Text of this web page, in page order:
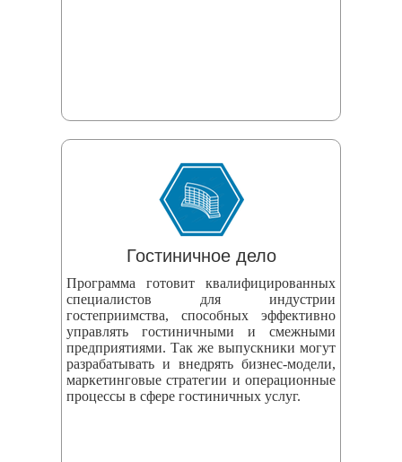
Гостиничное дело
Программа готовит квалифицированных
специалистов для индустрии
гостеприимства, способных эффективно
управлять гостиничными и смежными
предприятиями. Так же выпускники могут
разрабатывать и внедрять бизнес‑модели,
маркетинговые стратегии и операционные
процессы в сфере гостиничных услуг.